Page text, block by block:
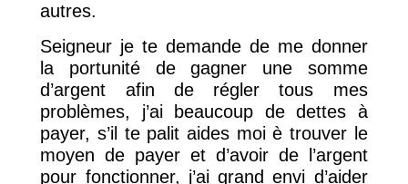
autres.
Seigneur je te demande de me donner
la portunité de gagner une somme
d’argent afin de régler tous mes
problèmes, j’ai beaucoup de dettes à
payer, s’il te palit aides moi è trouver le
moyen de payer et d’avoir de l’argent
pour fonctionner, j’ai grand envi d’aider